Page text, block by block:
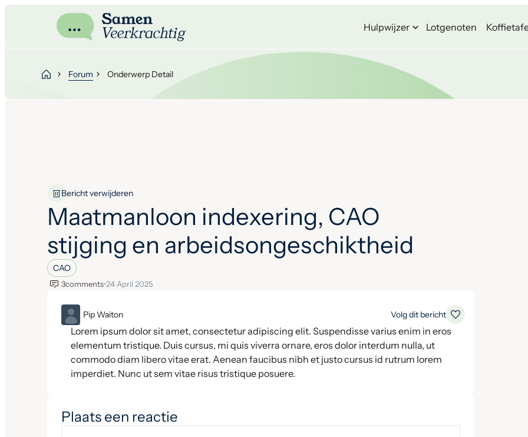
Hulpwijzer Lotgenoten
Forum Onderwerp Detail
Bericht verwijderen
Maatmanloon indexering, CAO
stijging en arbeidsongeschiktheid
CAO
3comments•24 April 2025
ML Pip Waiton Volg dit bericht
Lorem ipsum dolor sit amet, consectetur adipiscing elit. Suspendisse varius enim in eros
elementum tristique. Duis cursus, mi quis viverra ornare, eros dolor interdum nulla, ut
commodo diam libero vitae erat. Aenean faucibus nibh et justo cursus id rutrum lorem
imperdiet. Nunc ut sem vitae risus tristique posuere.
Plaats een reactie